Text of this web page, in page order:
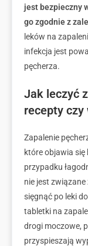
jest bezpieczny
go zgodnie z
leków na
infekcja jest
pęcherza.
Jak leczyć
recepty czy
Zapalenie
które objawia
przypadku
nie jest
sięgnąć po leki
tabletki na
drogi moczowe,
przyspieszają